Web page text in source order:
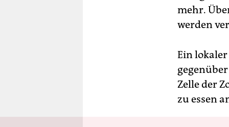
mehr.
werden
Ein
Zelle der
zu essen